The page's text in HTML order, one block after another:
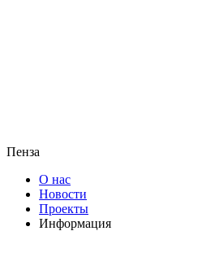
Пенза
О нас
Новости
Проекты
Информация